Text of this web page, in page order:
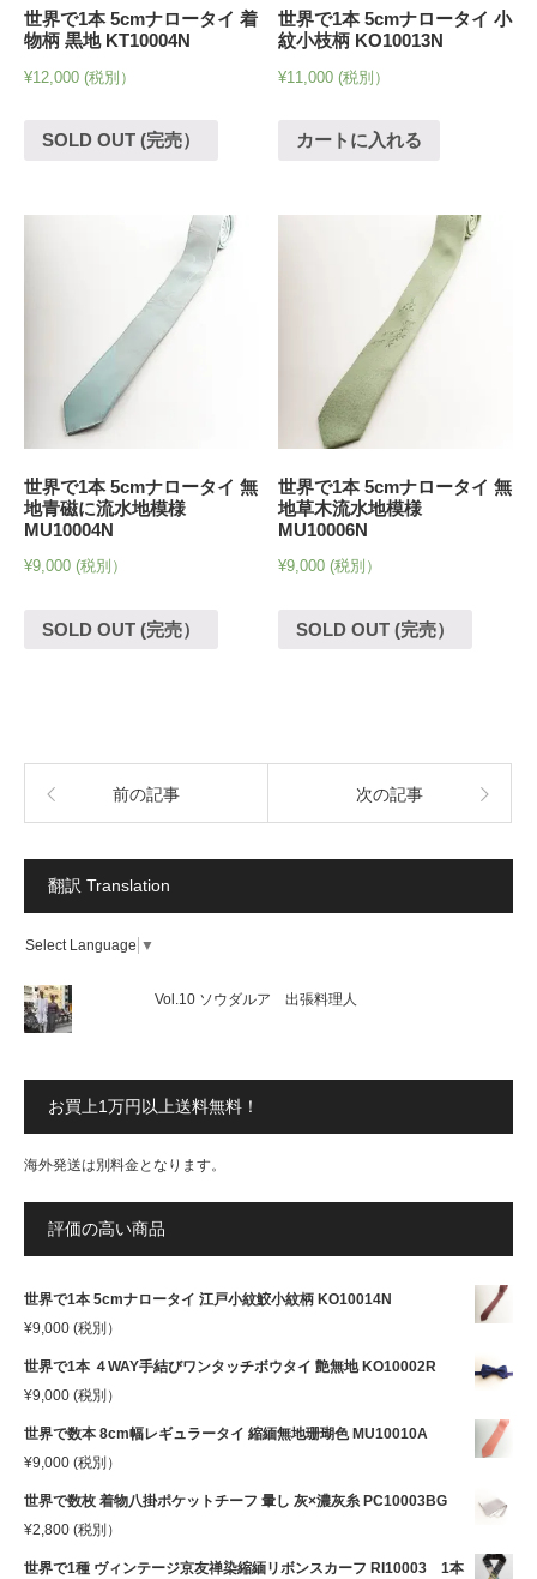
世界で1本 5cmナロータイ 着
物柄 黒地 KT10004N
¥12,000 (税別）
SOLD OUT (完売）
世界で1本 5cmナロータイ 小
紋小枝柄 KO10013N
¥11,000 (税別）
カートに入れる
世界で1本 5cmナロータイ 無
地青磁に流水地模様
MU10004N
¥9,000 (税別）
SOLD OUT (完売）
世界で1本 5cmナロータイ 無
地草木流水地模様
MU10006N
¥9,000 (税別）
SOLD OUT (完売）
前の記事 次の記事
翻訳 Translation
Select Language ▼
Vol.10 ソウダルア 出張料理人
お買上1万円以上送料無料！
海外発送は別料金となります。
評価の高い商品
世界で1本 5cmナロータイ 江戸小紋鮫小紋柄 KO10014N
¥9,000 (税別）
世界で1本 ４WAY手結びワンタッチボウタイ 艶無地 KO10002R
¥9,000 (税別）
世界で数本 8cm幅レギュラータイ 縮緬無地珊瑚色 MU10010A
¥9,000 (税別）
世界で数枚 着物八掛ポケットチーフ 暈し 灰×濃灰糸 PC10003BG
¥2,800 (税別）
世界で1種 ヴィンテージ京友禅染縮緬リボンスカーフ RI10003 1本